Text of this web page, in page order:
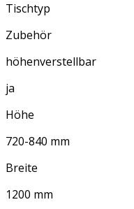
Tischtyp
Zubehör
höhenverstellbar
ja
Höhe
720-840 mm
Breite
1200 mm